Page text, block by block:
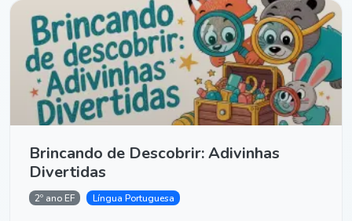
Brincando de Descobrir: Adivinhas
Divertidas
2º ano EF Língua Portuguesa